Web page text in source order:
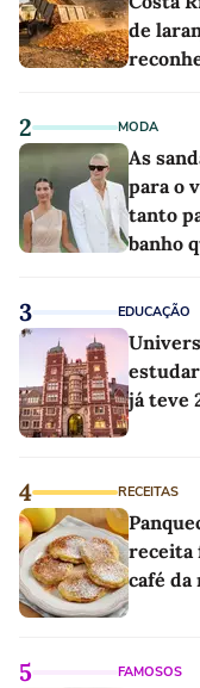
de
2 MODA
As
para o
tanto
banho
3 EDUCAÇÃO
estudar
já teve
4 RECEITAS
receita
café da
5 FAMOSOS